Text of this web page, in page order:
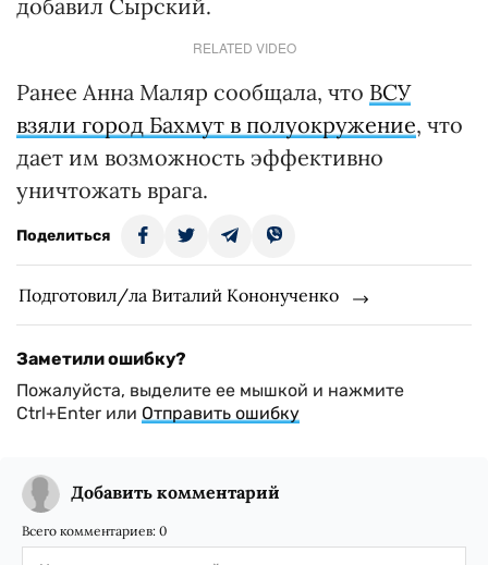
добавил Сырский.
RELATED VIDEO
Ранее Анна Маляр сообщала, что ВСУ
взяли город Бахмут в полуокружение, что
дает им возможность эффективно
уничтожать врага.
Поделиться
Подготовил/ла Виталий Кононученко
Заметили ошибку?
Пожалуйста, выделите ее мышкой и нажмите
Ctrl+Enter или Отправить ошибку
Добавить комментарий
Всего комментариев: 0